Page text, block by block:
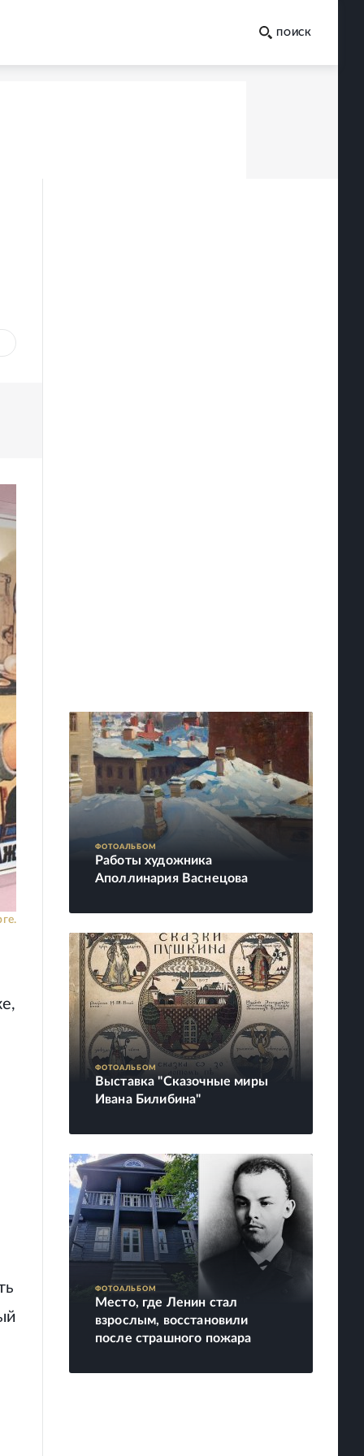
ФОТОАЛЬБОМ
Работы художника
Аполлинария Васнецова
ФОТОАЛЬБОМ
Выставка "Сказочные миры
Ивана Билибина"
ФОТОАЛЬБОМ
Место, где Ленин стал
взрослым, восстановили
после страшного пожара